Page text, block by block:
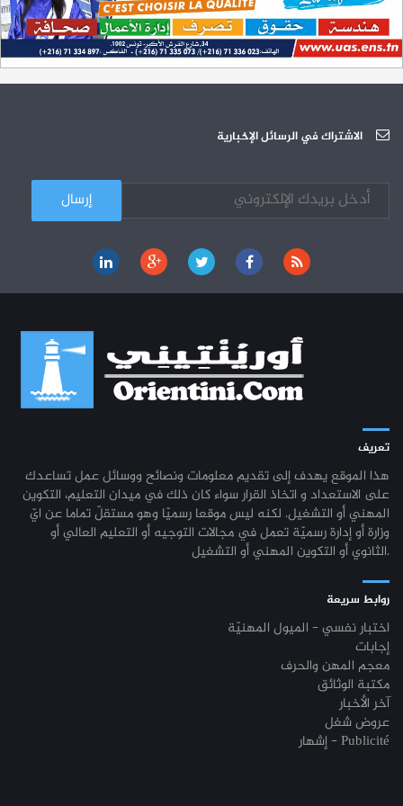
12-05 200 منحة لطلبة الطب التونسيين في جامعة هارفارد ‏الأمريكية‏
26-10 الجامعة العربية للعلوم تونس (U.A.S) : عرض لآخر إصدارات دار اليمامة
03-10 الجامعة العربية للعلوم : دورة تكوينية
الاشتراك في الرسائل الإخبارية
تعريف
هذا الموقع يهدف إلى تقديم معلومات ونصائح ووسائل عمل تساعدك
على الاستعداد و اتخاذ القرار سواء كان ذلك في ميدان التعليم، التكوين
المهني أو التشغيل. لكنه ليس موقعا رسميّا وهو مستقلّ تماما عن ايّ
وزارة أو إدارة رسميّة تعمل في مجالات التوجيه أو التعليم العالي أو
الثانوي أو التكوين المهني أو التشغيل.
روابط سريعة
اختبار نفسي - الميول المهنيّة
إجابات
معجم المهن والحرف
مكتبة الوثائق
آخر الأخبار
عروض شغل
إشهار - Publicité